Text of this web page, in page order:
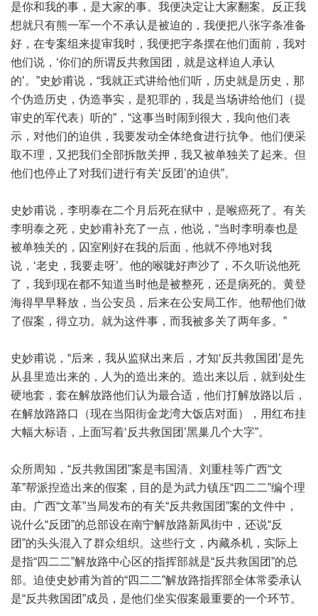
是你和我的事，是大家的事。我便决定让大家翻案。反正我
想就只有熊一军一个不承认是被迫的，我便把八张字条准备
好，在专案组来提审我时，我便把字条摆在他们面前，我对
他们说，‘你们的所谓反共救国团，就是这样迫人承认
的’。”史妙甫说，“我就正式讲给他们听，历史就是历史，那
个伪造历史，伪造亊实，是犯罪的，我是当场讲给他们（提
审史的军代表）听的”，“这事当时闹到很大，我向他们表
示，对他们的迫供，我要发动全体绝食进行抗争。他们便采
取不理，又把我们全部拆散关押，我又被单独关了起来。但
他们也停止了对我们进行有关‘反团’的迫供”。
史妙甫说，李明泰在二个月后死在狱中，是喉癌死了。有关
李明泰之死，史妙甫补充了一点，他说，“当时李明泰也是
被单独关的，囚室刚好在我的后面，他就不停地对我
说，‘老史，我要走呀’。他的喉咙好声沙了，不久听说他死
了，我到现在都不知道当时他是被整死，还是病死的。黄登
海得早早释放，当公安员，后来在公安局工作。他帮他们做
了假案，得立功。就为这件事，而我被多关了两年多。”
史妙甫说，“后来，我从监狱出来后，才知‘反共救国团’是先
从县里造出来的，人为的造出来的。造出来以后，就到处生
硬地套，套在解放路他们认为最合适，他们打解放路以后，
在解放路路口（现在当阳街金龙湾大饭店对面），用红布挂
大幅大标语，上面写着‘反共救国团’黑巢几个大字”。
众所周知，“反共救国团”案是韦国清、刘重桂等广西“文
革”帮派揑造出来的假案，目的是为武力镇压“四二二”编个理
由。广西“文革”当局发布的有关“反共救国团”案的文件中，
说什么“反团”的总部设在南宁解放路新凤街中，还说“反
团”的头头混入了群众组织。这些行文，内藏杀机，实际上
是指“四二二”解放路中心区的指挥部就是“反共救国团”的总
部。迫使史妙甫为首的“四二二”解放路指挥部全体常委承认
是“反共救国团”成员，是他们坐实假案最重要的一个环节。